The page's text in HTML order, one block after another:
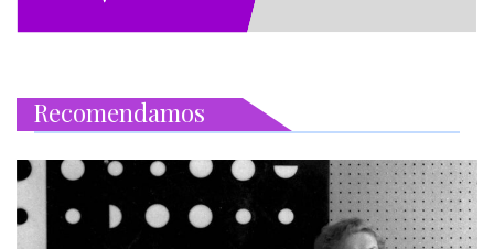
Recomendamos